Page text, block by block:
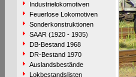
Industrielokomotiven
Feuerlose Lokomotiven
Sonderkonstruktionen
SAAR (1920 - 1935)
DB-Bestand 1968
DR-Bestand 1970
Auslandsbestände
Lokbestandslisten